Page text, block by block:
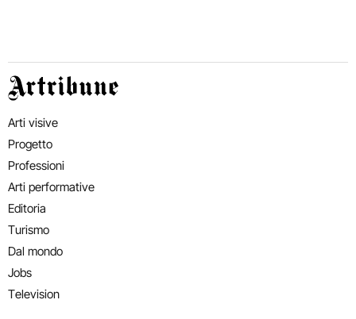
Artribune
Arti visive
Progetto
Professioni
Arti performative
Editoria
Turismo
Dal mondo
Jobs
Television